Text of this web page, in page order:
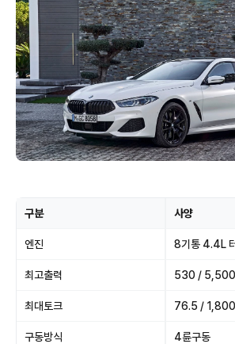
구분 사양
엔진 8기통 4.4L
최고출력 530 /
최대토크 76.5 /
구동방식 4륜구동